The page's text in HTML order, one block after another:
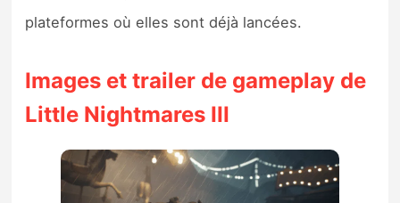
plateformes où elles sont déjà lancées.
Images et trailer de gameplay de
Little Nightmares III